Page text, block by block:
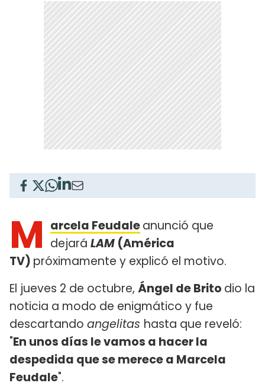
M arcela Feudaleanunció que
dejará LAM (América
TV) próximamente y explicó el motivo.
El jueves 2 de octubre, Ángel de Brito dio la
noticia a modo de enigmático y fue
descartando angelitas hasta que reveló:
"En unos días le vamos a hacer la
despedida que se merece a Marcela
Feudale".